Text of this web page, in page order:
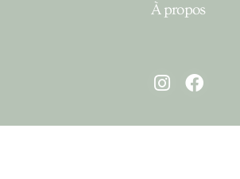
À propos
n
s
a
a
c
b